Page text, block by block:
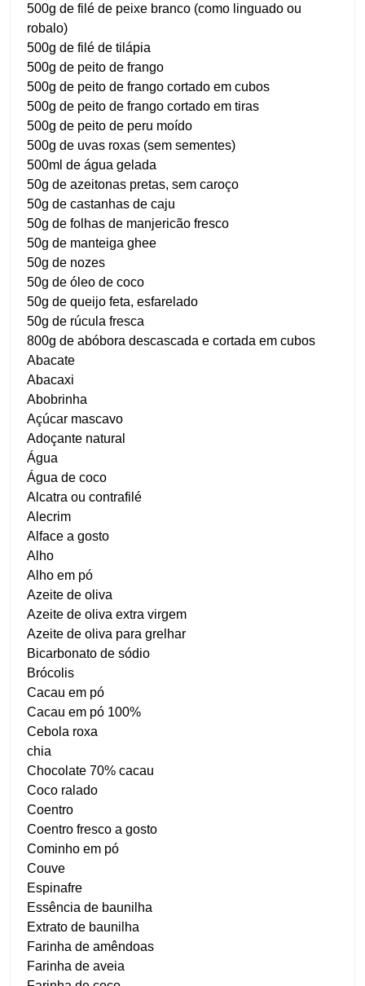
500g de filé de peixe branco (como linguado ou
robalo)
500g de filé de tilápia
500g de peito de frango
500g de peito de frango cortado em cubos
500g de peito de frango cortado em tiras
500g de peito de peru moído
500g de uvas roxas (sem sementes)
500ml de água gelada
50g de azeitonas pretas, sem caroço
50g de castanhas de caju
50g de folhas de manjericão fresco
50g de manteiga ghee
50g de nozes
50g de óleo de coco
50g de queijo feta, esfarelado
50g de rúcula fresca
800g de abóbora descascada e cortada em cubos
Abacate
Abacaxi
Abobrinha
Açúcar mascavo
Adoçante natural
Água
Água de coco
Alcatra ou contrafilé
Alecrim
Alface a gosto
Alho
Alho em pó
Azeite de oliva
Azeite de oliva extra virgem
Azeite de oliva para grelhar
Bicarbonato de sódio
Brócolis
Cacau em pó
Cacau em pó 100%
Cebola roxa
chia
Chocolate 70% cacau
Coco ralado
Coentro
Coentro fresco a gosto
Cominho em pó
Couve
Espinafre
Essência de baunilha
Extrato de baunilha
Farinha de amêndoas
Farinha de aveia